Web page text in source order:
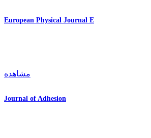
European Physical Journal E
مشاهده
Journal of Adhesion